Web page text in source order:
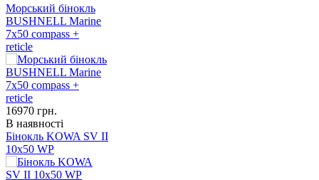
Морський бінокль
BUSHNELL Marine
7x50 compass +
reticle
16970 грн.
В наявності
Бінокль KOWA SV II
10x50 WP